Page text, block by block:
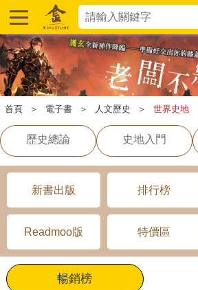
首頁 ＞ 電子書 ＞ 人文歷史 ＞ 世界史地
歷史總論 史地入門
新書出版 排行榜
Readmoo版 特價區
暢銷榜